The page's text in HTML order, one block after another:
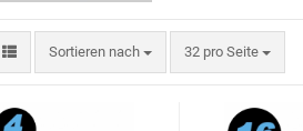
Sortieren nach 32 pro Seite